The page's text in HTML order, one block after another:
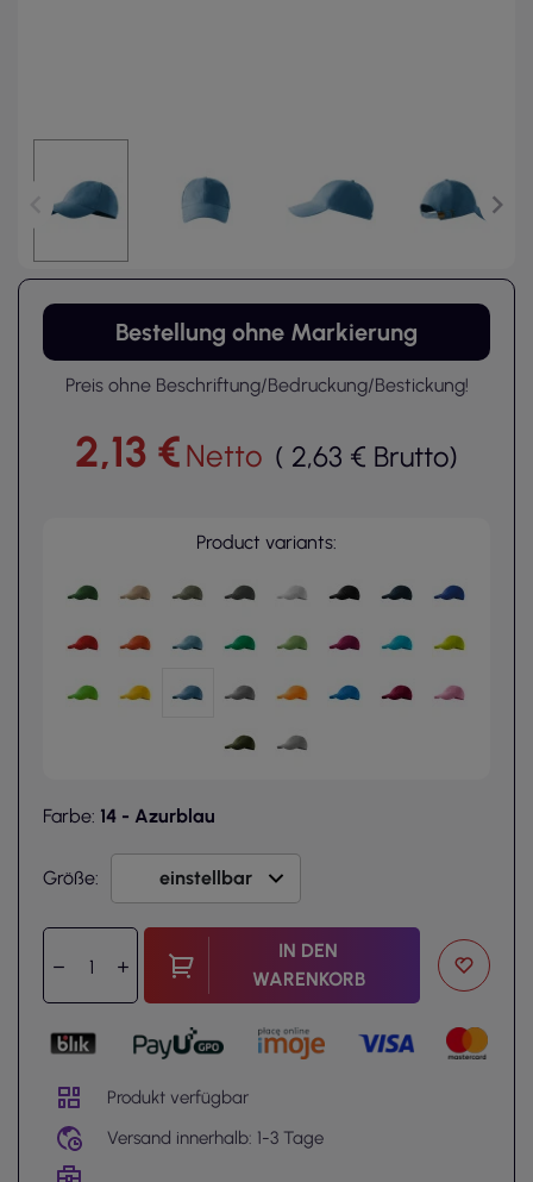
Bestellung ohne Markierung
Preis ohne Beschriftung/Bedruckung/Bestickung!
2,13 €Netto ( 2,63 € Brutto)
Product variants:
Farbe: 14 - Azurblau
Größe:
IN DEN
WARENKORB
Produkt verfügbar
Versand innerhalb: 1-3 Tage